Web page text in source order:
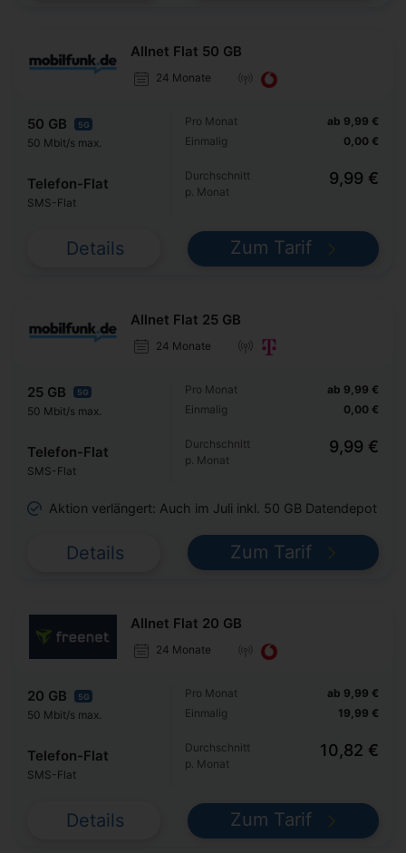
Allnet Flat 50 GB
24 Monate
50 GB 5G
50 Mbit/s max.
Telefon-Flat
SMS-Flat
Pro Monat
Einmalig
ab 9,99 €
0,00 €
Durchschnitt
p. Monat
9,99 €
Details Zum Tarif
Allnet Flat 25 GB
24 Monate
25 GB 5G
50 Mbit/s max.
Telefon-Flat
SMS-Flat
Pro Monat
Einmalig
ab 9,99 €
0,00 €
Durchschnitt
p. Monat
9,99 €
Aktion verlängert: Auch im Juli inkl. 50 GB Datendepot
Details Zum Tarif
Allnet Flat 20 GB
24 Monate
20 GB 5G
50 Mbit/s max.
Telefon-Flat
SMS-Flat
Pro Monat
Einmalig
ab 9,99 €
19,99 €
Durchschnitt
p. Monat
10,82 €
Details Zum Tarif